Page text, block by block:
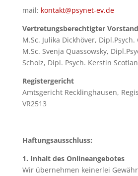
mail: kontakt@psynet-ev.de
Vertretungsberechtigter Vorstand
M.Sc. Julika Dickhöver,
M.Sc. Svenja Quassowsky,
Scholz, Dipl. Psych. Kerstin
Registergericht
Amtsgericht Recklinghausen,
VR2513
Haftungsausschluss:
1. Inhalt des Onlineangebotes
Wir übernehmen keinerlei